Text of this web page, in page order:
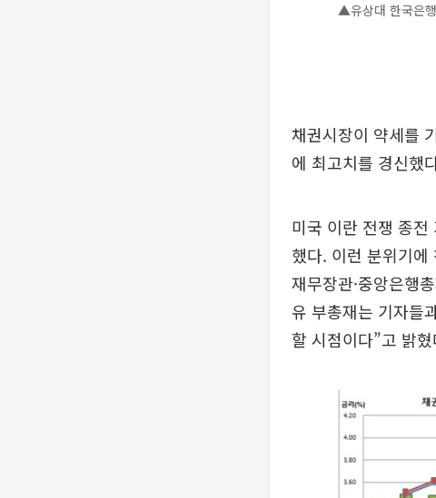
▲유상대 한국은
채권시장이 약세를
에 최고치를 경신했
미국 이란 전쟁 종
했다. 이런 분위기
재무장관·중앙은행
유 부총재는 기자들
할 시점이다”고 밝